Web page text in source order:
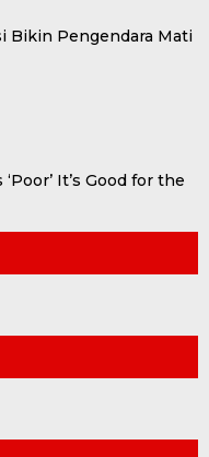
Bikin Pengendara Mati
It’s Good for the